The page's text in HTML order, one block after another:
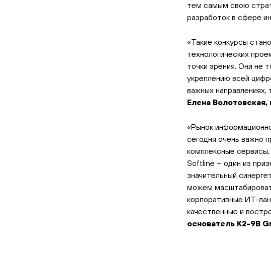
тем самым свою
разработок в сфере
«Такие конкурсы
технологических
точки зрения. Они не
укреплению всей
важных направлениях,
Елена
«Рынок
сегодня очень важно
комплексные
Softline – один из
значительный
можем
корпоративные ИТ-
качественные и
основатель K2-9B